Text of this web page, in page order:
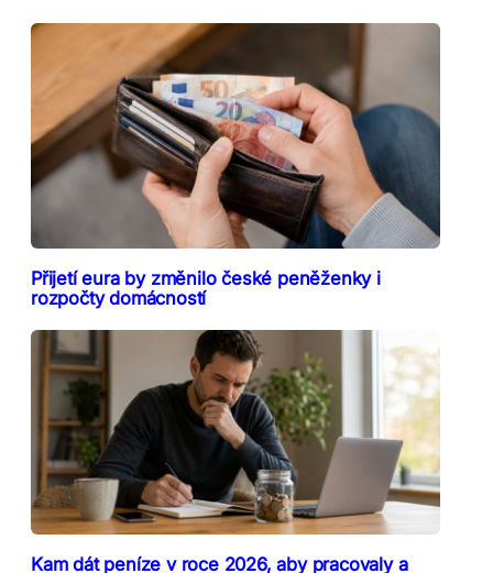
Přijetí eura by změnilo české peněženky i
rozpočty domácností
Kam dát peníze v roce 2026, aby pracovaly a